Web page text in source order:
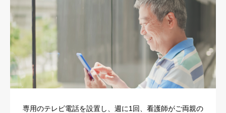
専用のテレビ電話を設置し、週に1回、看護師がご両親の